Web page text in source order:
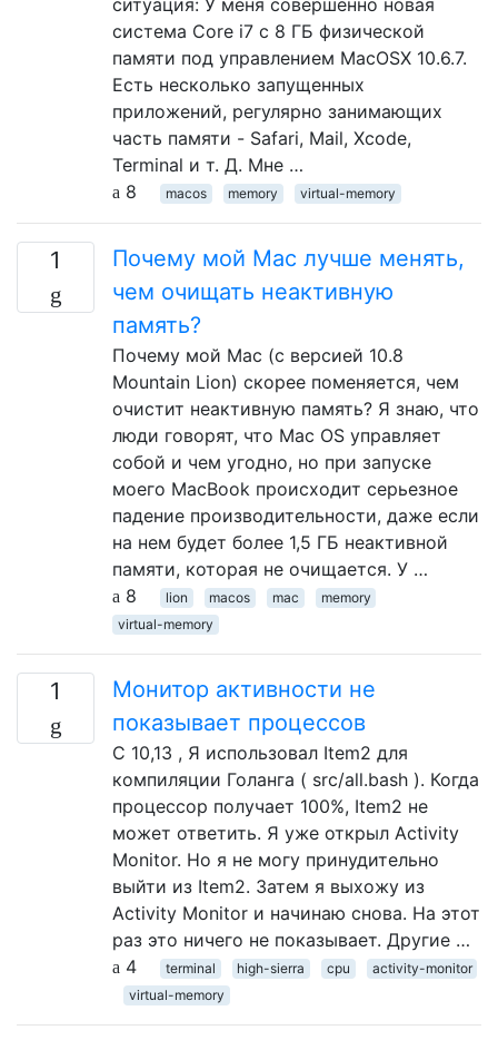
система Core i7 с 8 ГБ физической
памяти под управлением MacOSX 10.6.7.
Есть несколько запущенных
приложений, регулярно занимающих
часть памяти - Safari, Mail, Xcode,
Terminal и т. Д. Мне …
8
macos memory virtual-memory
1
Почему мой Mac лучше менять,
чем очищать неактивную
память?
Почему мой Mac (с версией 10.8
Mountain Lion) скорее поменяется, чем
очистит неактивную память? Я знаю, что
люди говорят, что Mac OS управляет
собой и чем угодно, но при запуске
моего MacBook происходит серьезное
падение производительности, даже если
на нем будет более 1,5 ГБ неактивной
памяти, которая не очищается. У …
8
lion macos mac
memory
virtual-memory
1
Монитор активности не
показывает процессов
С 10,13 , Я использовал Item2 для
компиляции Голанга ( src/all.bash ). Когда
процессор получает 100%, Item2 не
может ответить. Я уже открыл Activity
Monitor. Но я не могу принудительно
выйти из Item2. Затем я выхожу из
Activity Monitor и начинаю снова. На этот
раз это ничего не показывает. Другие …
4
terminal high-sierra cpu
activity-monitor
virtual-memory